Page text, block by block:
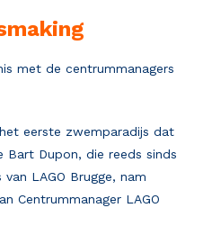
met de centrummanagers
eerste zwemparadijs dat
Bart Dupon, die reeds sinds
LAGO Brugge, nam
Centrummanager LAGO